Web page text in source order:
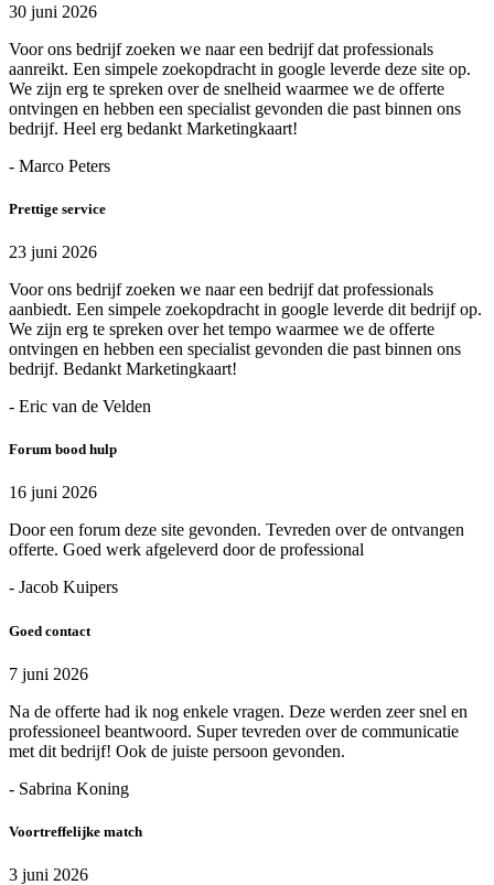
30 juni 2026
Voor ons bedrijf zoeken we naar een bedrijf dat professionals
aanreikt. Een simpele zoekopdracht in google leverde deze site op.
We zijn erg te spreken over de snelheid waarmee we de offerte
ontvingen en hebben een specialist gevonden die past binnen ons
bedrijf. Heel erg bedankt Marketingkaart!
- Marco Peters
Prettige service
23 juni 2026
Voor ons bedrijf zoeken we naar een bedrijf dat professionals
aanbiedt. Een simpele zoekopdracht in google leverde dit bedrijf op.
We zijn erg te spreken over het tempo waarmee we de offerte
ontvingen en hebben een specialist gevonden die past binnen ons
bedrijf. Bedankt Marketingkaart!
- Eric van de Velden
Forum bood hulp
16 juni 2026
Door een forum deze site gevonden. Tevreden over de ontvangen
offerte. Goed werk afgeleverd door de professional
- Jacob Kuipers
Goed contact
7 juni 2026
Na de offerte had ik nog enkele vragen. Deze werden zeer snel en
professioneel beantwoord. Super tevreden over de communicatie
met dit bedrijf! Ook de juiste persoon gevonden.
- Sabrina Koning
Voortreffelijke match
3 juni 2026